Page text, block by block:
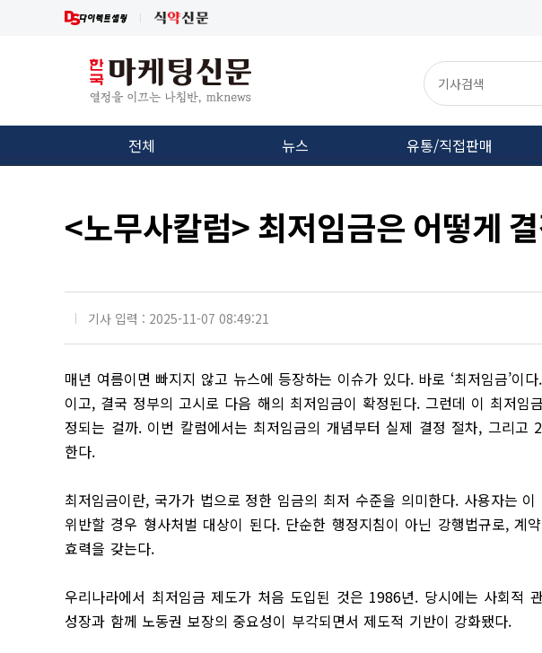
전체 뉴스 유통/직접판매
<노무사칼럼> 최저임금은 어떻게
기사 입력 : 2025-11-07 08:49:21
매년 여름이면 빠지지 않고 뉴스에 등장하는 이슈가 있다. 바로 ‘최저임금’이
이고, 결국 정부의 고시로 다음 해의 최저임금이 확정된다. 그런데 이 최저임
정되는 걸까. 이번 칼럼에서는 최저임금의 개념부터 실제 결정 절차, 그리고
한다.
최저임금이란, 국가가 법으로 정한 임금의 최저 수준을 의미한다. 사용자는
위반할 경우 형사처벌 대상이 된다. 단순한 행정지침이 아닌 강행법규로, 계
효력을 갖는다.
우리나라에서 최저임금 제도가 처음 도입된 것은 1986년. 당시에는 사회적
성장과 함께 노동권 보장의 중요성이 부각되면서 제도적 기반이 강화됐다.